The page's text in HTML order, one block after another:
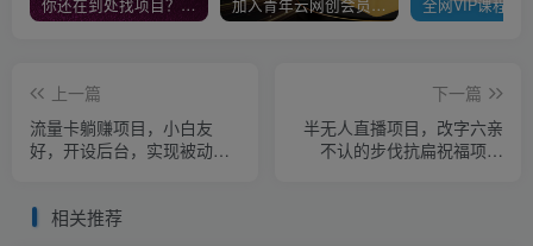
你还在到处找项目？还在当韭菜？我靠卖项目一个月收入5万+，曾经我也是个失败者。 加入青年云网创会员，全站资源免费学习。加入高级合伙人，推广日入1000+
上一篇
流量卡躺赚项目，小白友
好，开设后台，实现被动收
下一篇
半无人直播项目，改字六亲
不认的步伐抗扁祝福项目
相关推荐